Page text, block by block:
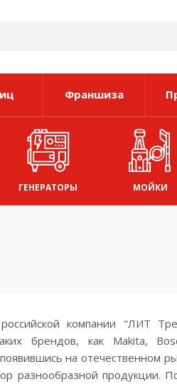
Франшиза
ГЕНЕРАТОРЫ МОЙКИ
компании "ЛИТ
брендов, как Makita,
на отечественном
разнообразной продукции.